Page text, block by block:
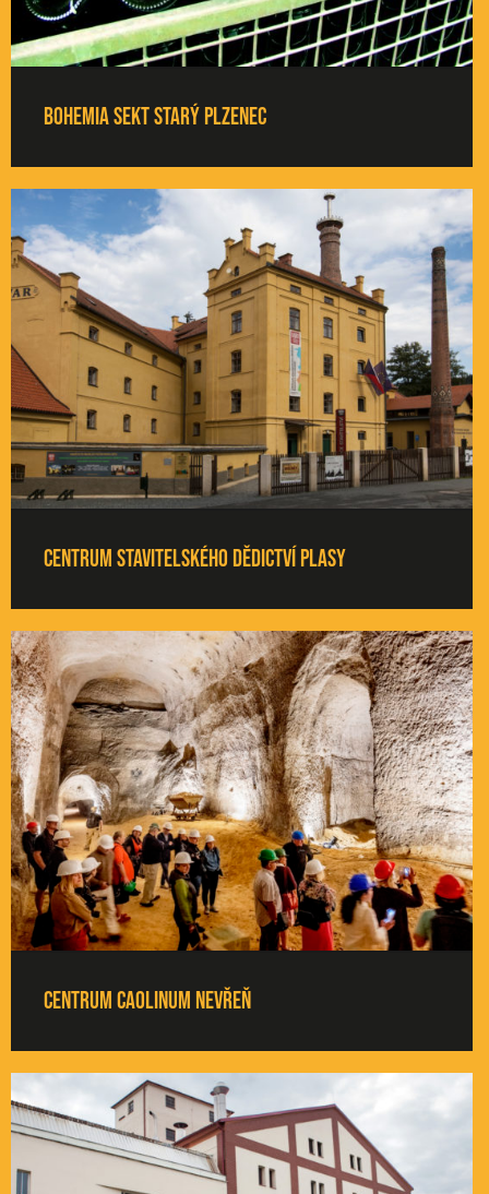
BOHEMIA SEKT Starý Plzenec
Centrum stavitelského dědictví Plasy
Centrum Caolinum Nevřeň